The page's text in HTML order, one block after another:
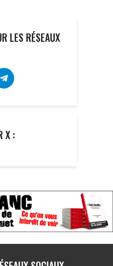
LES RÉSEAUX
X :